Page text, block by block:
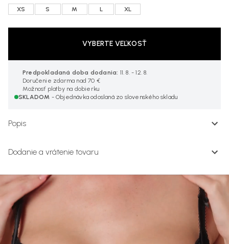
XS S M L XL
VYBERTE VEĽKOSŤ
Predpokladaná doba dodania: 11. 8. - 12. 8.
Doručenie zdarma nad 70 €
Možnosť platby na dobierku
SKLADOM - Objednávka odoslaná zo slovenského skladu
Popis
Dodanie a vrátenie tovaru